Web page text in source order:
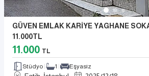
GÜVEN EMLAK KARİYE YAGHANE
11.000TL
11.000 TL
Stüdyo 1 Eşyasız